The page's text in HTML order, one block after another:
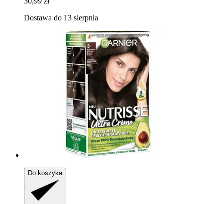
Dostawa do 13 sierpnia
Do koszyka